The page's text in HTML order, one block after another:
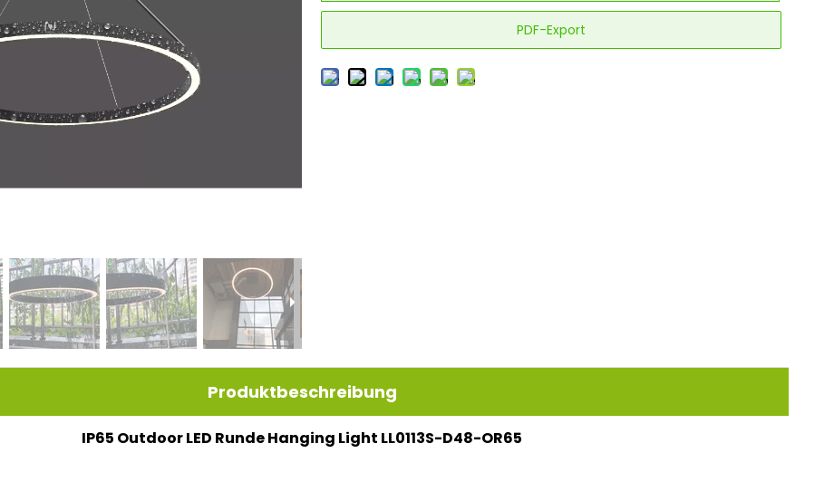
PDF-Export
Produktbeschreibung
IP65 Outdoor LED Runde Hanging Light LL0113S-D48-OR65